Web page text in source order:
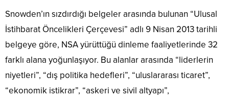
Snowden’ın sızdırdığı belgeler arasında bulunan “Ulusal
İstihbarat Öncelikleri Çerçevesi” adlı 9 Nisan 2013 tarihli
belgeye göre, NSA yürüttüğü dinleme faaliyetlerinde 32
farklı alana yoğunlaşıyor. Bu alanlar arasında “liderlerin
niyetleri”, “dış politika hedefleri”, “uluslararası ticaret”,
“ekonomik istikrar”, “askeri ve sivil altyapı”,